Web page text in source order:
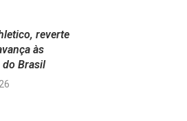
reverte
às
do Brasil